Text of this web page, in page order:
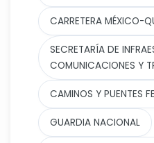
CARRETERA MÉXICO-
SECRETARÍA DE
COMUNICACIONES Y
CAMINOS Y PUENTES
GUARDIA NACIONAL